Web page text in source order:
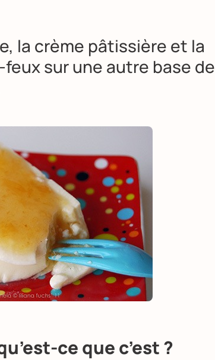
la crème pâtissière et la
sur une autre base de
ce que c’est ?